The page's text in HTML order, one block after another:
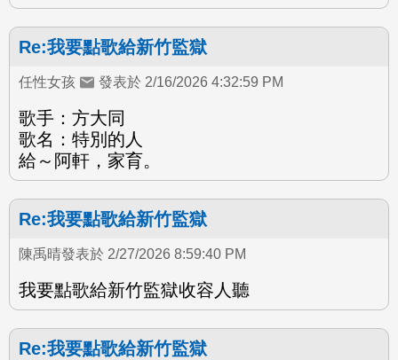
Re:我要點歌給新竹監獄
任性女孩 發表於 2/16/2026 4:32:59 PM
歌手：方大同
歌名：特別的人
給～阿軒，家育。
Re:我要點歌給新竹監獄
陳禹晴發表於 2/27/2026 8:59:40 PM
我要點歌給新竹監獄收容人聽
Re:我要點歌給新竹監獄